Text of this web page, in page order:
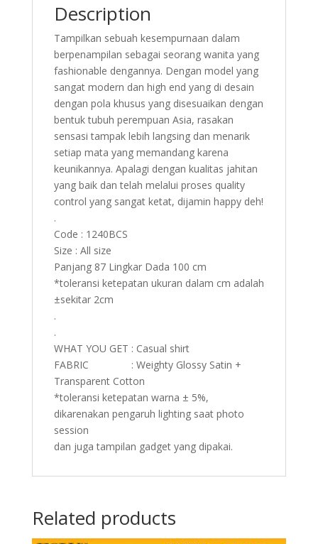
Description
Tampilkan sebuah kesempurnaan dalam
berpenampilan sebagai seorang wanita yang
fashionable dengannya. Dengan model yang
sangat modern dan high end yang di desain
dengan pola khusus yang disesuaikan dengan
bentuk tubuh perempuan Asia, rasakan
sensasi tampak lebih langsing dan menarik
setiap mata yang memandang karena
keunikannya. Apalagi dengan kualitas jahitan
yang baik dan telah melalui proses quality
control yang sangat ketat, dijamin happy deh!
.
Code : 1240BCS
Size : All size
Panjang 87 Lingkar Dada 100 cm
*toleransi ketepatan ukuran dalam cm adalah
±sekitar 2cm
.
.
WHAT YOU GET : Casual shirt
FABRIC : Weighty Glossy Satin +
Transparent Cotton
*toleransi ketepatan warna ± 5%,
dikarenakan pengaruh lighting saat photo
session
dan juga tampilan gadget yang dipakai.
Related products